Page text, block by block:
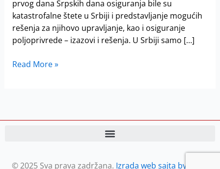
prvog dana Srpskih dana osiguranja bile su
katastrofalne štete u Srbiji i predstavljanje mogućih
rešenja za njihovo upravljanje, kao i osiguranje
poljoprivrede – izazovi i rešenja. U Srbiji samo […]
Read More »
© 2025 Sva prava zadržana. Izrada web sajta by Petar